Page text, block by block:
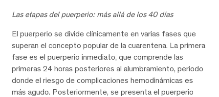
Las etapas del puerperio: más allá de los 40 días
El puerperio se divide clínicamente en varias fases que
superan el concepto popular de la cuarentena. La primera
fase es el puerperio inmediato, que comprende las
primeras 24 horas posteriores al alumbramiento, periodo
donde el riesgo de complicaciones hemodinámicas es
más agudo. Posteriormente, se presenta el puerperio